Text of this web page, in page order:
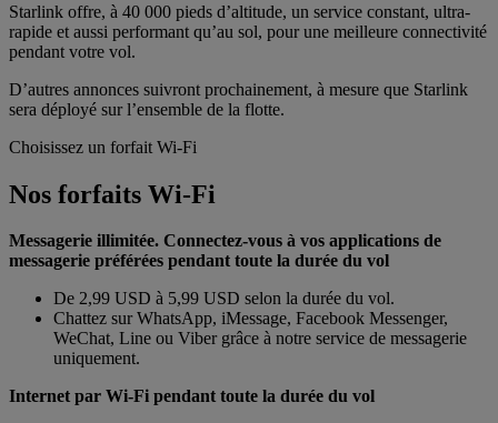
Starlink offre, à 40 000 pieds d’altitude, un service constant, ultra-
rapide et aussi performant qu’au sol, pour une meilleure connectivité
pendant votre vol.
D’autres annonces suivront prochainement, à mesure que Starlink
sera déployé sur l’ensemble de la flotte.
Choisissez un forfait Wi-Fi
Nos forfaits Wi-Fi
Messagerie illimitée. Connectez-vous à vos applications de
messagerie préférées pendant toute la durée du vol
De 2,99 USD à 5,99 USD selon la durée du vol.
Chattez sur WhatsApp, iMessage, Facebook Messenger,
WeChat, Line ou Viber grâce à notre service de messagerie
uniquement.
Internet par Wi-Fi pendant toute la durée du vol